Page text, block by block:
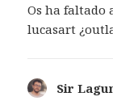
Os ha faltado
lucasart
Sir